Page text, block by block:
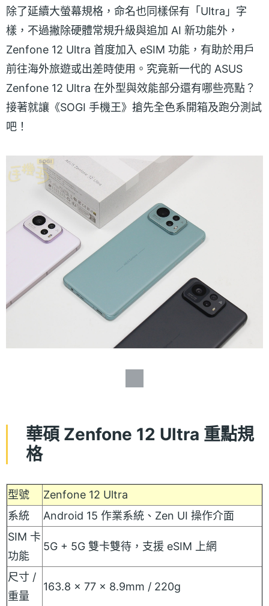
除了延續大螢幕規格，命名也同樣保有「Ultra」字
樣，不過撇除硬體常規升級與追加 AI 新功能外，
Zenfone 12 Ultra 首度加入 eSIM 功能，有助於用戶
前往海外旅遊或出差時使用。究竟新一代的 ASUS
Zenfone 12 Ultra 在外型與效能部分還有哪些亮點？
接著就讓《SOGI 手機王》搶先全色系開箱及跑分測試
吧！
華碩 Zenfone 12 Ultra 重點規
格
型號
Zenfone 12 Ultra
系統
Android 15 作業系統、Zen UI 操作介面
SIM 卡
功能
5G + 5G 雙卡雙待，支援 eSIM 上網
尺寸 /
重量
163.8 x 77 x 8.9mm / 220g